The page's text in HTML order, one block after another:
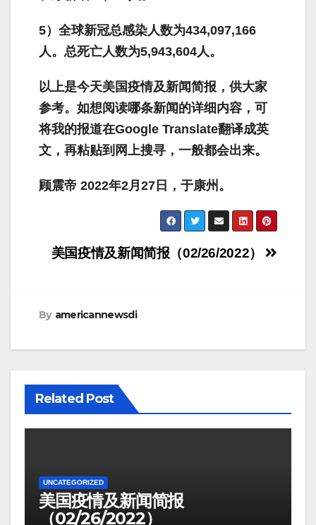
5）全球新冠总感染人数为434,097,166
人。总死亡人数为5,943,604人。
以上是今天美国疫情及新闻简报，供大家
参考。如想阅读哪条新闻的详细内容，可
将我的报道在Google Translate翻译成英
文，再粘贴到网上搜寻，一般都会出来。
顾震帝 2022年2月 27 日，于康州。
Post
美国疫情及新闻简报（02/26/2022）
By americannewsdi
Related Post
UNCATEGORIZED
美国疫情及新闻简报
（02/26/2022）